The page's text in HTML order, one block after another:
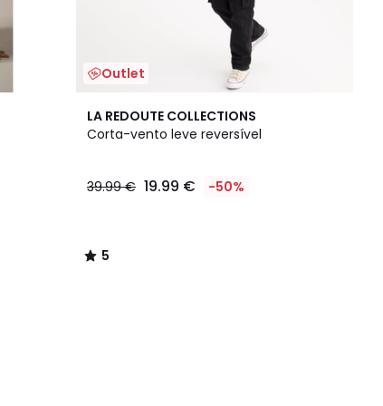
Outlet
LA REDOUTE COLLECTIONS
Corta-vento leve reversível
39.99 € 19.99 € -50%
5
/
5
/